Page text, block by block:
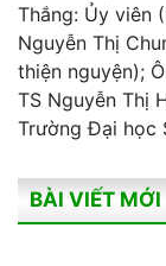
Thắng: Ủy viên
Nguyễn Thị
thiện nguyện);
TS Nguyễn Thị
Trường Đại học
BÀI VIẾT MỚI